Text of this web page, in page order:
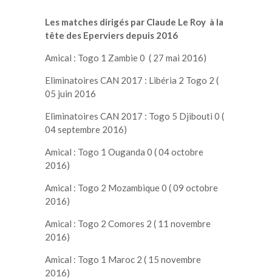
Les matches dirigés par Claude Le Roy à la
tête des Eperviers depuis 2016
Amical : Togo 1 Zambie 0 ( 27 mai 2016)
Eliminatoires CAN 2017 : Libéria 2 Togo 2 (
05 juin 2016
Eliminatoires CAN 2017 : Togo 5 Djibouti 0 (
04 septembre 2016)
Amical : Togo 1 Ouganda 0 ( 04 octobre
2016)
Amical : Togo 2 Mozambique 0 ( 09 octobre
2016)
Amical : Togo 2 Comores 2 ( 11 novembre
2016)
Amical : Togo 1 Maroc 2 ( 15 novembre
2016)